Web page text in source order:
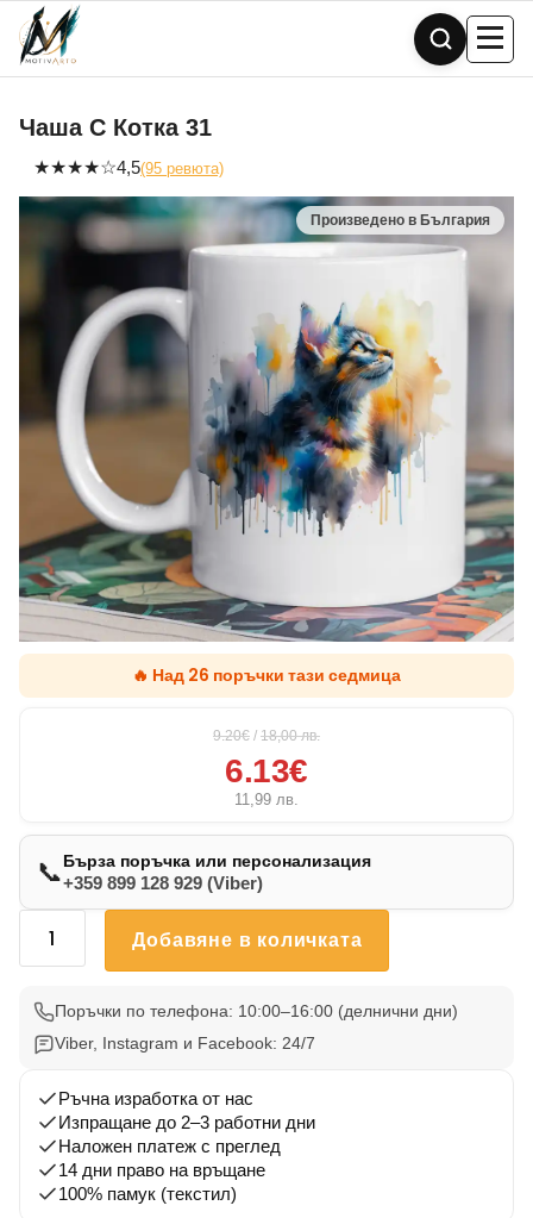
Skip
content
Чаша С Котка 31
★★★★☆4,5(95 ревюта)
🔥 Над 26 поръчки тази седмица
9.20€ / 18,00лв.
6.13€
11,99 лв.
📞Бърза поръчка или персонализация
+359 899 128 929 (Viber)
количество
Котка
Добавяне в количката
Поръчки по телефона: 10:00–16:00 (делнични дни)
Viber, Instagram и Facebook: 24/7
Ръчна изработка от нас
Изпращане до 2–3 работни дни
Наложен платеж с преглед
14 дни право на връщане
100% памук (текстил)